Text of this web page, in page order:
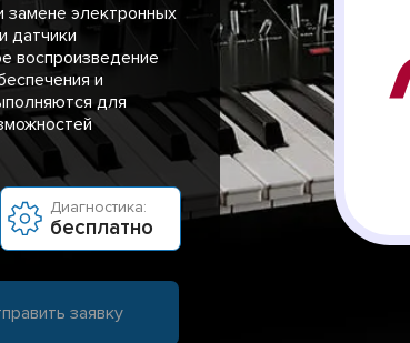
замене электронных
датчики
воспроизведение
и
для
Диагностика:
бесплатно